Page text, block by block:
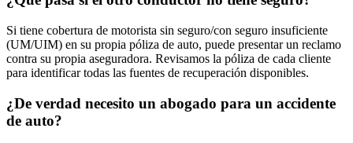
Si tiene cobertura de motorista sin seguro/con seguro insuficiente
(UM/UIM) en su propia póliza de auto, puede presentar un reclamo
contra su propia aseguradora. Revisamos la póliza de cada cliente
para identificar todas las fuentes de recuperación disponibles.
¿De verdad necesito un abogado para un accidente
de auto?